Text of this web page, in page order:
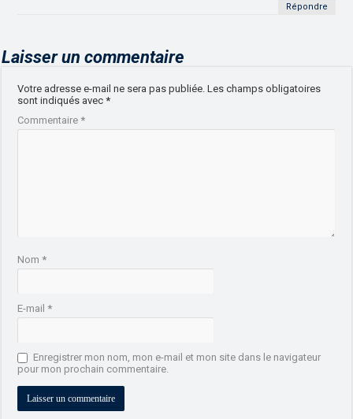
Répondre
Laisser un commentaire
Votre adresse e-mail ne sera pas publiée. Les champs obligatoires
sont indiqués avec*
Commentaire*
Nom*
E-mail*
Enregistrer mon nom, mon e-mail et mon site dans le navigateur
pour mon prochain commentaire.